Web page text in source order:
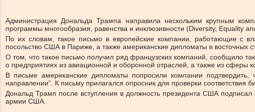
Администрация Дональда Трампа направила нескольким крупным
программы многообразия, равенства и инклюзивности (Diversity, Equality
По их словам, такое письмо в европейские компании, работающие с
посольство США в Париже, а также американские дипломаты в восточных
О том, что такое письмо получил ряд французских компаний, сообщило
о предприятиях из авиационной и оборонной отраслей, а также из сферы
В письме американские дипломаты попросили компании
направлении”. К письму прилагался опросник для проверки соответствия
Дональд Трамп после вступления в должность президента США
армии США.